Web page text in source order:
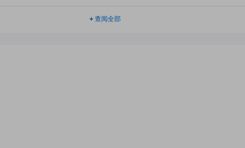
+ 查阅全部